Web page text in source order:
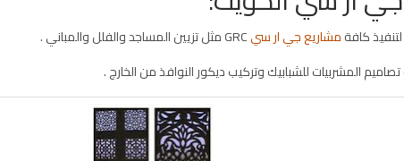
كافةمشاريع جي ار سي
المشربيات للشبابيك وتركيب ديكور النوافذ من الخارج .